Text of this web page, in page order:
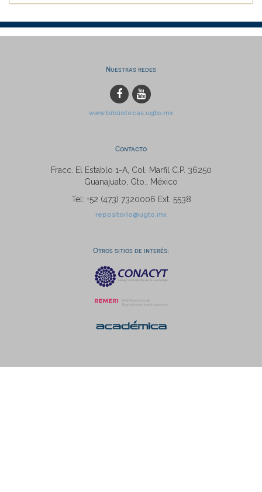
Nuestras redes
www.bibliotecas.ugto.mx
Contacto
Fracc. El Establo 1-A, Col. Marfil C.P. 36250
Guanajuato, Gto., México
Tel: +52 (473) 7320006 Ext. 5538
repositorio@ugto.mx
Otros sitios de interés: